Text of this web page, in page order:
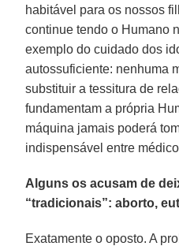
habitável para os nossos
continue tendo o Humano
exemplo do cuidado dos
autossuficiente: nenhuma
substituir a tessitura de
fundamentam a própria
máquina jamais poderá
indispensável entre
Alguns os acusam de
“tradicionais”: aborto,
Exatamente o oposto. A